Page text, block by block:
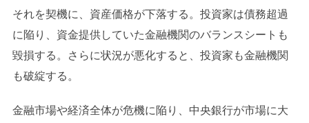
それを契機に、資産価格が下落する。投資家は債務超過
に陥り、資金提供していた金融機関のバランスシートも
毀損する。さらに状況が悪化すると、投資家も金融機関
も破綻する。
金融市場や経済全体が危機に陥り、中央銀行が市場に大